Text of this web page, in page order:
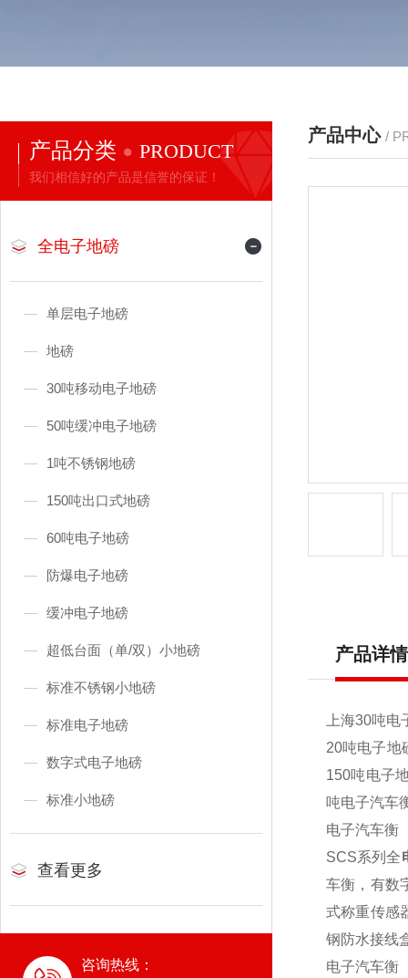
产品分类 PRODUCT
我们相信好的产品是信誉的保证！
全电子地磅
单层电子地磅
地磅
30吨移动电子地磅
50吨缓冲电子地磅
1吨不锈钢地磅
150吨出口式地磅
60吨电子地磅
防爆电子地磅
缓冲电子地磅
超低台面（单/双）小地磅
标准不锈钢小地磅
标准电子地磅
数字式电子地磅
标准小地磅
查看更多
咨询热线：
产品中心 /
产品详情
上海30吨
20吨电子地
150吨电子
吨电子汽车
电子汽车衡
SCS系列全
车衡，有数
式称重传感
钢防水接线
电子汽车衡